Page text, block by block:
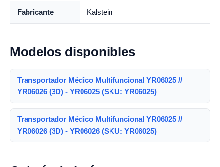
Fabricante Kalstein
Modelos disponibles
Transportador Médico Multifuncional YR06025 //
YR06026 (3D) - YR06025 (SKU: YR06025)
Transportador Médico Multifuncional YR06025 //
YR06026 (3D) - YR06026 (SKU: YR06025)